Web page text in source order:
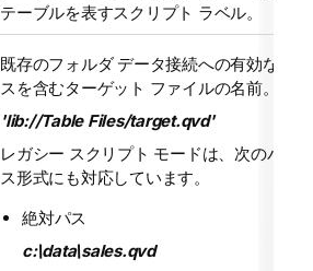
テーブルを表すスクリプト ラベル。
既存のフォルダ データ接続への有効なパ
スを含むターゲット ファイルの名前。
'lib://Table Files/target.qvd'
レガシー スクリプト モードは、次のパ
ス形式にも対応しています。
絶対パス
c:\data\sales.qvd